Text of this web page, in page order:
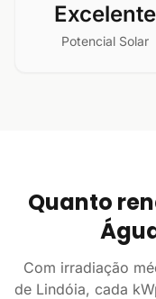
Excelente
Potencial Solar
Quanto
Com irradiação
de Lindóia, cada